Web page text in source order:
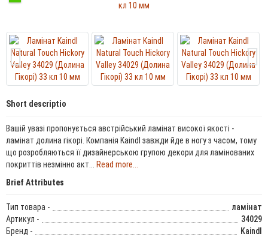
Short descriptio
Вашій увазі пропонується австрійський ламінат високої якості -
ламінат долина гікорі. Компанія Kaindl завжди йде в ногу з часом, тому
що розробляються її дизайнерською групою декори для ламінованих
покриттів незмінно акт... Read more...
Brief Attributes
Тип товара -
ламінат
Артикул -
34029
Бренд -
Kaindl